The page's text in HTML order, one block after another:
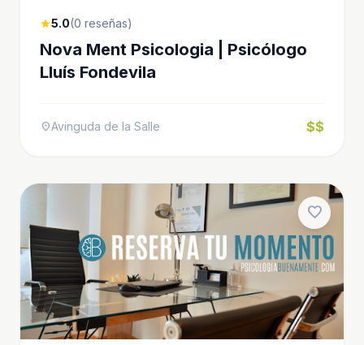
star5.0(0 reseñas)
Nova Ment Psicologia | Psicólogo
Lluís Fondevila
location_onAvinguda de la Salle $$
favorite